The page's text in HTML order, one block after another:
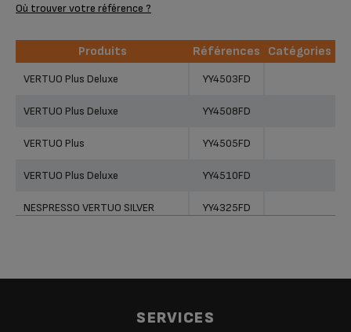
Où trouver votre référence ?
Produits Références
Catégories
Produits
VERTUO Plus Deluxe YY4503FD
VERTUO Plus Deluxe YY4508FD
VERTUO Plus YY4505FD
VERTUO Plus Deluxe YY4510FD
NESPRESSO VERTUO SILVER YY4325FD
SERVICES